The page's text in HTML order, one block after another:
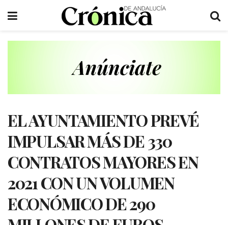
EL AYUNTAMIENTO PREVÉ
IMPULSAR MÁS DE 330
CONTRATOS MAYORES EN
2021 CON UN VOLUMEN
ECONÓMICO DE 290